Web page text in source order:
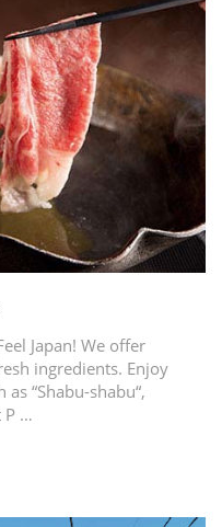
We offer
Enjoy
“Shabu-shabu“,
P …